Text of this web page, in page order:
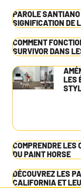
PAROLE
SIGNIFICATION DE
COMMENT
SURVIVOR DANS
LES
COMPRENDRE LES
DU PAINT HORSE
DÉCOUVREZ LES
CALIFORNIA ET